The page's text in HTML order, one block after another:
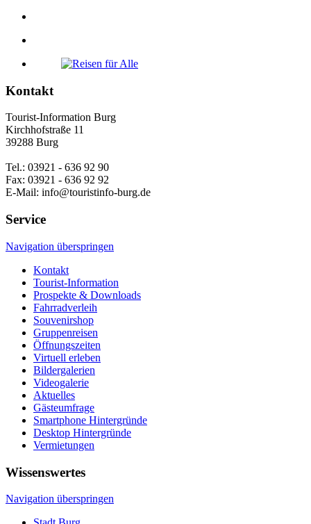
Kontakt
Tourist-Information Burg
Kirchhofstraße 11
39288 Burg
Tel.: 03921 - 636 92 90
Fax: 03921 - 636 92 92
E-Mail: info@touristinfo-burg.de
Service
Navigation überspringen
Kontakt
Tourist-Information
Prospekte & Downloads
Fahrradverleih
Souvenirshop
Gruppenreisen
Öffnungszeiten
Virtuell erleben
Bildergalerien
Videogalerie
Aktuelles
Gästeumfrage
Smartphone Hintergründe
Desktop Hintergründe
Vermietungen
Wissenswertes
Navigation überspringen